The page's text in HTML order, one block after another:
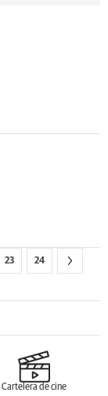
23 24
Cartelera de cine